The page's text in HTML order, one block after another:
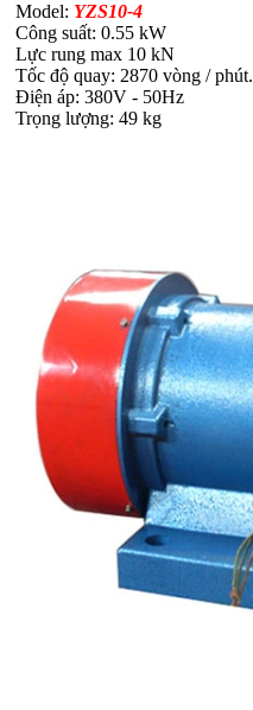
Model: YZS10-4
Công suất: 0.55 kW
Lực rung max 10 kN
Tốc độ quay: 2870 vòng / phút.
Điện áp: 380V - 50Hz
Trọng lượng: 49 kg